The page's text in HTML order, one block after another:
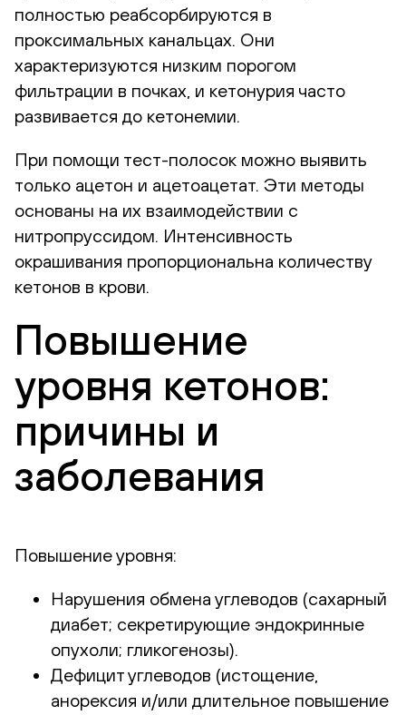
полностью реабсорбируются в
проксимальных канальцах. Они
характеризуются низким порогом
фильтрации в почках, и кетонурия часто
развивается до кетонемии.
При помощи тест-полосок можно выявить
только ацетон и ацетоацетат. Эти методы
основаны на их взаимодействии с
нитропруссидом. Интенсивность
окрашивания пропорциональна количеству
кетонов в крови.
Повышение
уровня кетонов:
причины и
заболевания
Повышение уровня:
Нарушения обмена углеводов (сахарный
диабет; секретирующие эндокринные
опухоли; гликогенозы).
Дефицит углеводов (истощение,
анорексия и/или длительное повышение